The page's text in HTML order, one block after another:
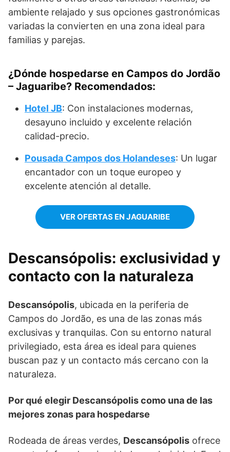
ambiente relajado y sus opciones gastronómicas
variadas la convierten en una zona ideal para
familias y parejas.
¿Dónde hospedarse en Campos do Jordão
– Jaguaribe? Recomendados:
Hotel JB: Con instalaciones modernas,
desayuno incluido y excelente relación
calidad-precio.
Pousada Campos dos Holandeses: Un lugar
encantador con un toque europeo y
excelente atención al detalle.
VER OFERTAS EN JAGUARIBE
Descansópolis: exclusividad y
contacto con la naturaleza
Descansópolis, ubicada en la periferia de
Campos do Jordão, es una de las zonas más
exclusivas y tranquilas. Con su entorno natural
privilegiado, esta área es ideal para quienes
buscan paz y un contacto más cercano con la
naturaleza.
Por qué elegir Descansópolis como una de las
mejores zonas para hospedarse
Rodeada de áreas verdes, Descansópolis ofrece